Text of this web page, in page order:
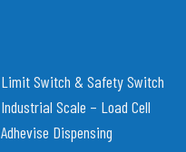
Limit Switch & Safety Switch
Industrial Scale – Load Cell
Adhevise Dispensing